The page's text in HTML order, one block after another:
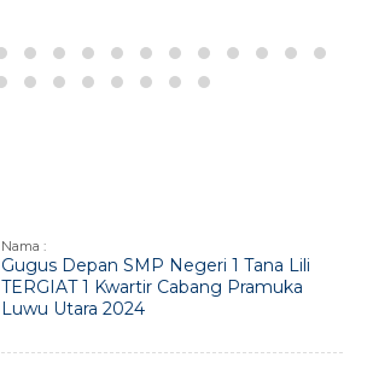
Nama :
Gugus Depan SMP Negeri 1 Tana Lili
TERGIAT 1 Kwartir Cabang Pramuka
Luwu Utara 2024